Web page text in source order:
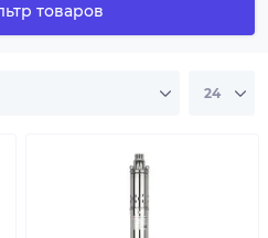
товаров